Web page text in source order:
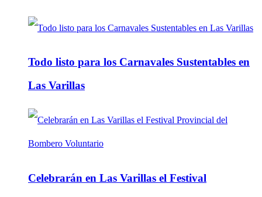
Todo listo para los Carnavales Sustentables en
Las Varillas
Celebrarán en Las Varillas el Festival